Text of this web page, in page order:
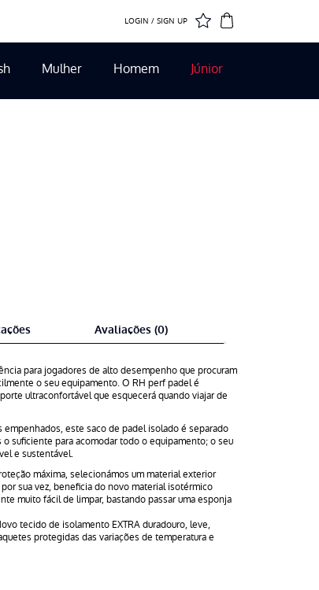
LOGIN / SIGN UP
Mulher Homem Júnior
Avaliações (0)
para jogadores de alto desempenho que procuram
o seu equipamento. O RH perf padel é
ultraconfortável que esquecerá quando viajar de
este saco de padel isolado é separado
suficiente para acomodar todo o equipamento; o seu
e sustentável.
máxima, selecionámos um material exterior
sua vez, beneficia do novo material isotérmico
muito fácil de limpar, bastando passar uma esponja
tecido de isolamento EXTRA duradouro, leve,
protegidas das variações de temperatura e